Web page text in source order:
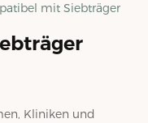
mit Siebträger
Kliniken und